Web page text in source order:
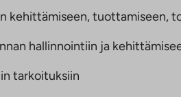
kehittämiseen, tuottamiseen,
hallinnointiin ja
tarkoituksiin